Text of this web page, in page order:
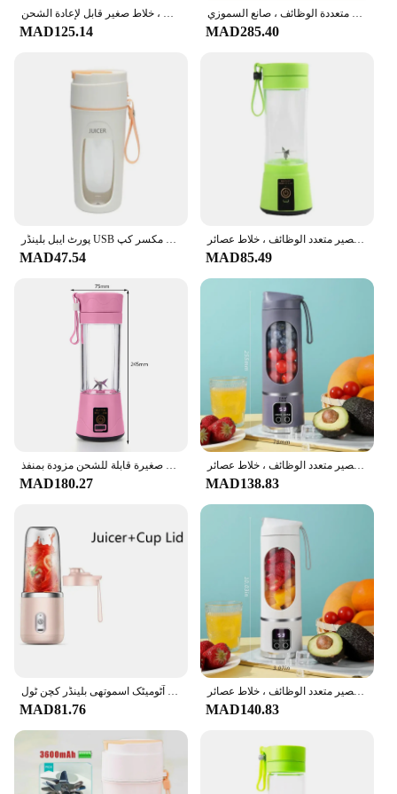
عصارة محمولة مع كوبين ، خلاط صغير قابل لإعادة الشحن USB ، كوب عصارة طازجة ، خلاط عصير بحجم شخصي ، جديد ، مجموعة واحدة
MAD125.14
خلاط وعصارة كهربائية محمولة ، خلاط سريع قابل لإعادة الشحن ، مطحنة فواكه طازجة ، هزات أكواب متعددة الوظائف ، صانع السموزي ، USB ، جديد
MAD285.40
پورٹ ایبل بلینڈر USB ریچارج ایبل پرسنل سائز بلینڈر جوسر مشین کپ برائے اسموتھیز اور شیکس منی فروٹ مکسر کپ
MAD47.54
عصارة كهربائية صغيرة محمولة ، خلاطات فواكه ، مستخلصات فواكه ، صانع عصير متعدد الوظائف ، خلاط عصائر
MAD85.49
MAD180.27
عصارة كهربائية صغيرة محمولة ، خلاطات فواكه ، مستخلصات فواكه ، صانع عصير متعدد الوظائف ، خلاط عصائر
MAD138.83
MAD81.76
عصارة كهربائية صغيرة محمولة ، خلاطات فواكه ، مستخلصات فواكه ، صانع عصير متعدد الوظائف ، خلاط عصائر
MAD140.83